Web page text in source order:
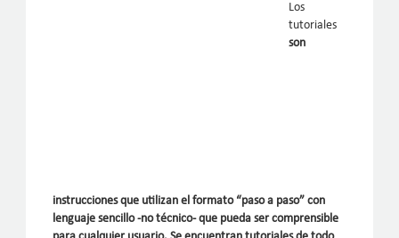
Los
tutoriales
son
instrucciones que utilizan el formato “paso a paso” con
lenguaje sencillo -no técnico- que pueda ser comprensible